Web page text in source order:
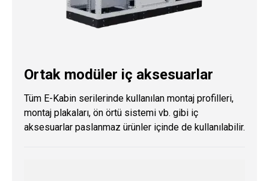
Ortak modüler iç aksesuarlar
Tüm E-Kabin serilerinde kullanılan montaj profilleri,
montaj plakaları, ön örtü sistemi vb. gibi iç
aksesuarlar paslanmaz ürünler içinde de kullanılabilir.